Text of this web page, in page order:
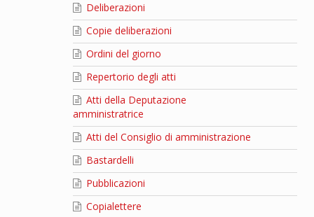
Deliberazioni
Copie deliberazioni
Ordini del giorno
Repertorio degli atti
Atti della Deputazione
amministratrice
Atti del Consiglio di amministrazione
Bastardelli
Pubblicazioni
Copialettere